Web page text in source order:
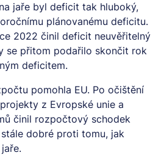
jaře byl deficit tak hluboký,
plánovanému deficitu.
2022 činil deficit neuvěřitelný
se přitom podařilo skončit rok
deficitem.
pomohla EU. Po očištění
z Evropské unie a
činil rozpočtový schodek
dobré proti tomu, jak